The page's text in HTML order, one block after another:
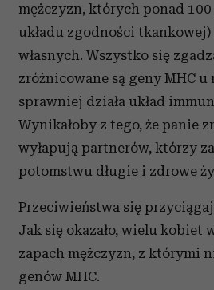
mężczyzn, których ponad
układu zgodności
własnych. Wszystko się
zróżnicowane są geny MHC
sprawniej działa układ
Wynikałoby z tego, że panie
wyłapują partnerów, którzy
potomstwu długie i zdrowe
Przeciwieństwa się
Jak się okazało, wielu kobiet
zapach mężczyzn, z którymi
genów MHC.